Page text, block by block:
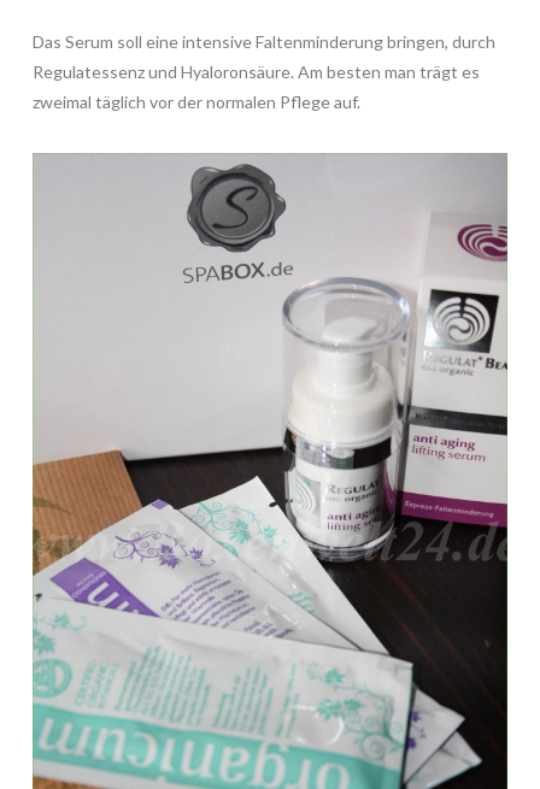
Das Serum soll eine intensive Faltenminderung bringen, durch
Regulatessenz und Hyaloronsäure. Am besten man trägt es
zweimal täglich vor der normalen Pflege auf.